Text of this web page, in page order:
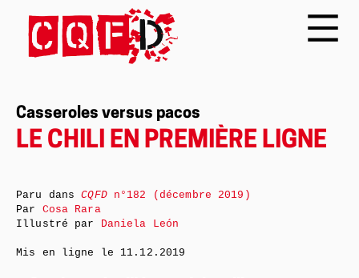
Casseroles versus pacos
LE CHILI EN PREMIÈRE LIGNE
Paru dansCQFDn°182 (décembre 2019)
Par Cosa Rara
Illustré par Daniela León
Mis en ligne le 11.12.2019